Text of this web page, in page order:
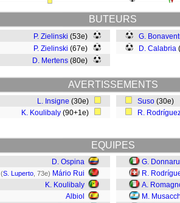
BUTEURS
P. Zielinski (53e)
P. Zielinski (67e)
D. Mertens (80e)
G.
D. Calabria
AVERTISSEMENTS
L. Insigne (30e)
K. Koulibaly (90+1e)
Suso (30e)
R.
EQUIPES
D. Ospina
(S. Luperto , 73e) Mário Rui
K. Koulibaly
Albiol
G.
R.
A.
M.